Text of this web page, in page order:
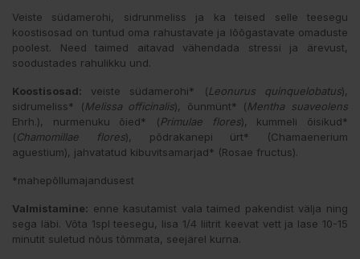
Veiste südamerohi, sidrunmeliss ja ka teised selle teesegu
koostisosad on tuntud oma rahustavate ja lõõgastavate omaduste
poolest. Need taimed aitavad vähendada stressi ja ärevust,
soodustades rahulikku und.
Koostisosad: veiste südamerohi* (Leonurus quinquelobatus),
sidrumeliss* (Melissa officinalis), õunmünt* (Mentha suaveolens
Ehrh.), nurmenuku õied* (Primulae flores), kummeli õisikud*
(Chamomillae flores), põdrakanepi ürt* (Chamaenerium
aguestium), jahvatatud kibuvitsamarjad* (Rosae fructus).
*mahepõllumajandusest
Valmistamine: enne kasutamist vala taimed pakendist välja ning
sega läbi. Võta 1spl teesegu, lisa 1/4 liitrit keevat vett ja lase 10-15
minutit suletud nõus tõmmata, seejärel kurna.